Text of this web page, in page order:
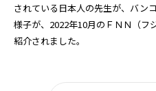
されている日本人の先生が、バン
様子が、2022年10月のＦＮＮ（フ
紹介されました。